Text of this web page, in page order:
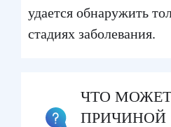
удается обнаружить
стадиях заболевания.
ЧТО
ПРИЧИНОЙ